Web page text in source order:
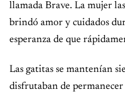
llamada Brave. La mujer
brindó amor y cuidados
esperanza de que
Las gatitas se mantenían
disfrutaban de